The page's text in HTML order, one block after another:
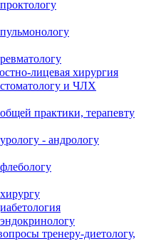
лицевая хирургия
и ЧЛХ
практики, терапевту
- андрологу
тренеру-диетологу,